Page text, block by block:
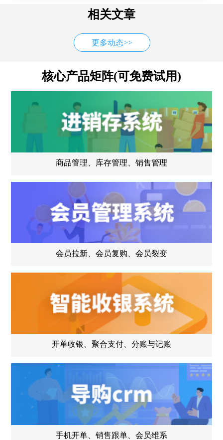
相关文章
更多动态>>
核心产品矩阵(可免费试用)
商品管理、库存管理、销售管理
会员拉新、会员复购、会员裂变
开单收银、聚合支付、分账与记账
手机开单、销售跟单、会员维系